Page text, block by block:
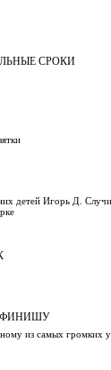
СРОКИ
детей Игорь Д.
ФИНИШУ
из самых громких